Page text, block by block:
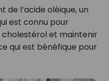
l’acide oléique, un
est connu pour
cholestérol et maintenir
qui est bénéfique pour